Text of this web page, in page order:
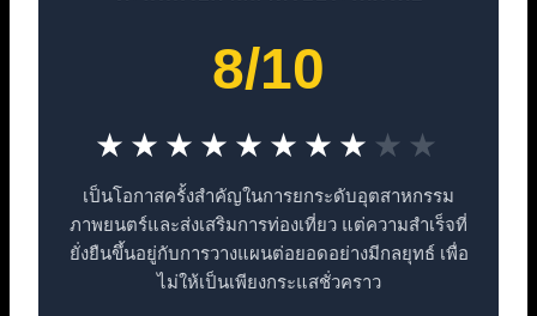
8/10
★ ★ ★ ★ ★ ★ ★ ★ ★ ★
เป็นโอกาสครั้งสำคัญในการยกระดับอุตสาหกรรม
ภาพยนตร์และส่งเสริมการท่องเที่ยว แต่ความสำเร็จที่
ยั่งยืนขึ้นอยู่กับการวางแผนต่อยอดอย่างมีกลยุทธ์ เพื่อ
ไม่ให้เป็นเพียงกระแสชั่วคราว